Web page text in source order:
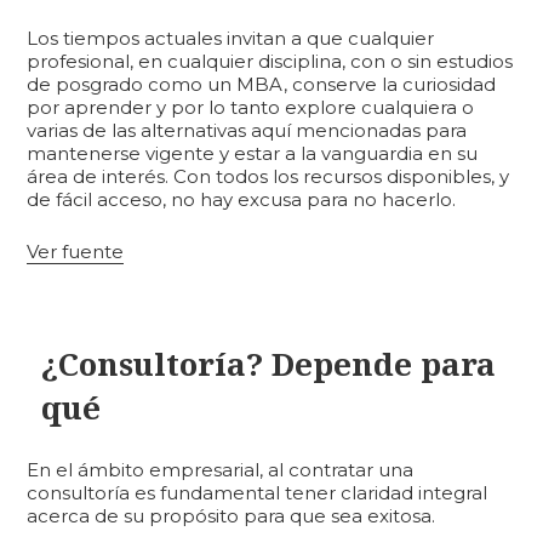
Los tiempos actuales invitan a que cualquier
profesional, en cualquier disciplina, con o sin estudios
de posgrado como un MBA, conserve la curiosidad
por aprender y por lo tanto explore cualquiera o
varias de las alternativas aquí mencionadas para
mantenerse vigente y estar a la vanguardia en su
área de interés. Con todos los recursos disponibles, y
de fácil acceso, no hay excusa para no hacerlo.
Ver fuente
¿Consultoría? Depende para
qué
En el ámbito empresarial, al contratar una
consultoría es fundamental tener claridad integral
acerca de su propósito para que sea exitosa.